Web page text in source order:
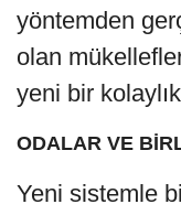
yöntemden
olan
yeni bir
ODALAR VE
Yeni sistemle